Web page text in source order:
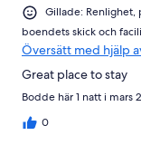
Gillade: Renlighet,
boendets skick och
Översätt med hjälp
Great place to stay
Bodde här 1 natt i mars
0